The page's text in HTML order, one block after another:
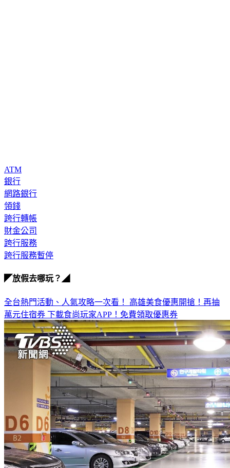
ATM
銀行
網路銀行
領錢
跨行轉帳
財金公司
跨行服務
跨行服務暫停
◤放假去哪玩？◢
全台熱門活動、人氣攻略一次看！ 高雄美食優惠開搶！再抽
萬元住宿券 下載食尚玩家APP！免費領取優惠券